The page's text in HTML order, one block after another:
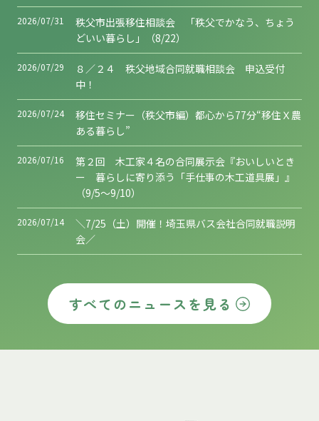
2026/07/31
秩父市出張移住相談会 「秩父でかなう、ちょう
どいい暮らし」（8/22）
2026/07/29
８／２４ 秩父地域合同就職相談会 申込受付
中！
2026/07/24
移住セミナー（秩父市編）都心から77分“移住Ｘ農
ある暮らし”
2026/07/16
第２回 木工家４名の合同展示会『おいしいとき
ー 暮らしに寄り添う「手仕事の木工道具展」』
（9/5～9/10）
2026/07/14
＼7/25（土）開催！埼玉県バス会社合同就職説明
会／
すべてのニュースを見る